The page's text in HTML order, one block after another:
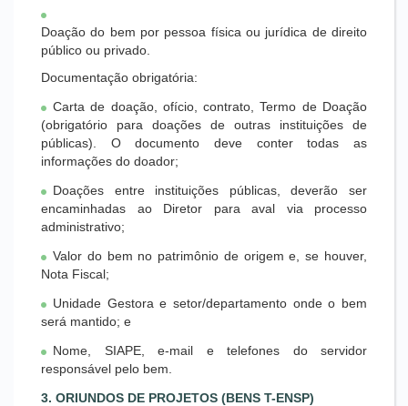
Doação do bem por pessoa física ou jurídica de direito
público ou privado.
Documentação obrigatória:
Carta de doação, ofício, contrato, Termo de Doação
(obrigatório para doações de outras instituições de
públicas). O documento deve conter todas as
informações do doador;
Doações entre instituições públicas, deverão ser
encaminhadas ao Diretor para aval via processo
administrativo;
Valor do bem no patrimônio de origem e, se houver,
Nota Fiscal;
Unidade Gestora e setor/departamento onde o bem
será mantido; e
Nome, SIAPE, e-mail e telefones do servidor
responsável pelo bem.
3. ORIUNDOS DE PROJETOS (BENS T-ENSP)